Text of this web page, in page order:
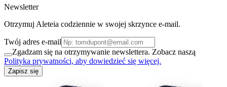
Newsletter
Otrzymuj Aleteia codziennie w swojej skrzynce e-mail.
Twój adres e-mail
Zgadzam się na otrzymywanie newslettera. Zobacz naszą
Polityka prywatności, aby dowiedzieć się więcej.
Zapisz się